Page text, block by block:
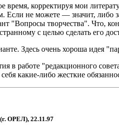
время, корректируя мои
Если не можете — значит, либо
"Вопросы творчества". Что,
с целью сделать его
Здесь очень хороша идея
в работе "редакционного
какие-либо жесткие
ОРЕЛ), 22.11.97